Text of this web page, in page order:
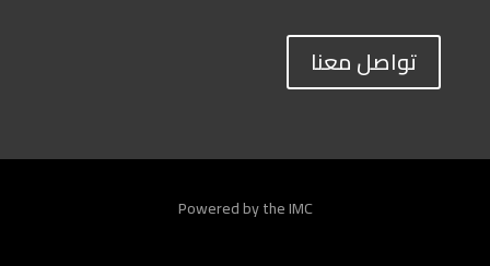
تواصل معنا
Powered by the IMC